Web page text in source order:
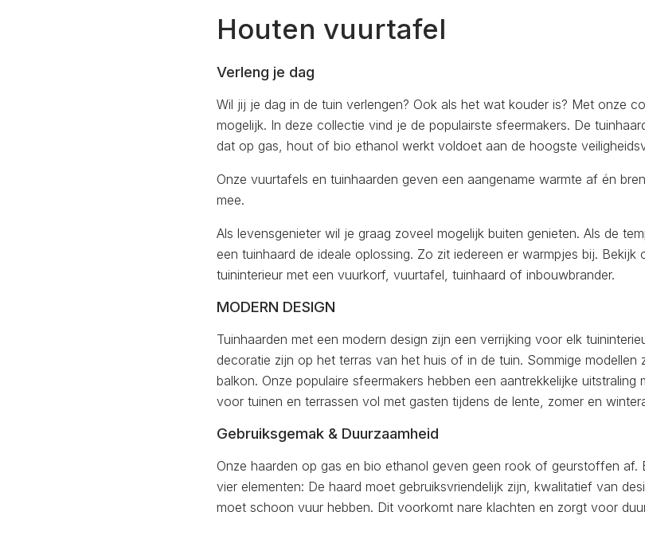
Houten vuurtafel
Verleng je dag
Wil jij je dag in de tuin verlengen? Ook als het wat kouder is? Met onze
mogelijk. In deze collectie vind je de populairste sfeermakers. De
dat op gas, hout of bio ethanol werkt voldoet aan de hoogste
Onze vuurtafels en tuinhaarden geven een aangename warmte af én
mee.
Als levensgenieter wil je graag zoveel mogelijk buiten genieten. Als de
een tuinhaard de ideale oplossing. Zo zit iedereen er warmpjes bij. Bekijk
tuininterieur met een vuurkorf, vuurtafel, tuinhaard of inbouwbrander.
MODERN DESIGN
Tuinhaarden met een modern design zijn een verrijking voor elk
decoratie zijn op het terras van het huis of in de tuin. Sommige
balkon. Onze populaire sfeermakers hebben een aantrekkelijke
voor tuinen en terrassen vol met gasten tijdens de lente, zomer en
Gebruiksgemak & Duurzaamheid
Onze haarden op gas en bio ethanol geven geen rook of geurstoffen af.
vier elementen: De haard moet gebruiksvriendelijk zijn, kwalitatief van
moet schoon vuur hebben. Dit voorkomt nare klachten en zorgt voor